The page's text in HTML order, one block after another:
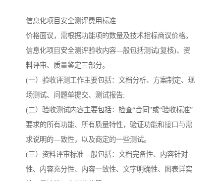
信息化项目安全测评费用标准:
价格面议，需根据功能项的数量及技术指标商议价格。
信息化项目安全测评验收内容—般包括测试(复核)、资
料评审、质量鉴定三部分。
(一）验收评测工作主要包括：文档分析、方案制定、现
场测试、问题单提交、测试报告;
(二）验收测试内容主要包括：检查“合同”或“验收标准”
要求的所有功能、所有质量特性，验证功能和接口与需
求说明的—致性，以及商定的一些测试。
(三）资料评审标准—般包括：文档完备性、内容针对
性、内容充分性、内容一致性、文字明确性、图表详实